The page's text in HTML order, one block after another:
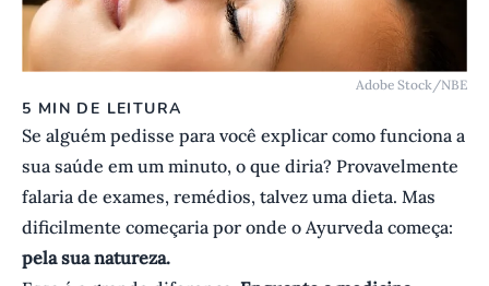
Adobe Stock/NBE
5 MIN DE LEITURA
Se alguém pedisse para você explicar como funciona a
sua saúde em um minuto, o que diria? Provavelmente
falaria de exames, remédios, talvez uma dieta. Mas
dificilmente começaria por onde o Ayurveda começa:
pela sua natureza.